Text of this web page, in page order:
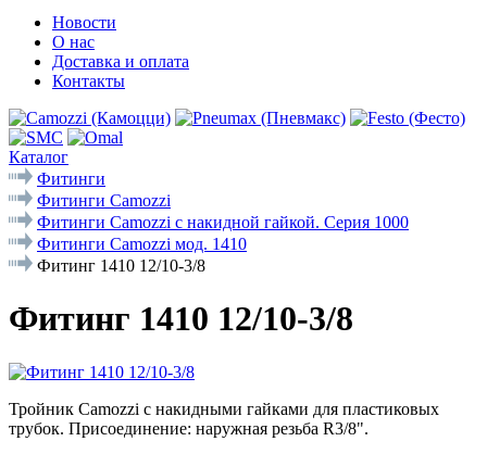
Новости
О нас
Доставка и оплата
Контакты
Каталог
Фитинги
Фитинги Camozzi
Фитинги Camozzi с накидной гайкой. Серия 1000
Фитинги Camozzi мод. 1410
Фитинг 1410 12/10-3/8
Фитинг 1410 12/10-3/8
Тройник Camozzi с накидными гайками для пластиковых
трубок. Присоединение: наружная резьба R3/8".